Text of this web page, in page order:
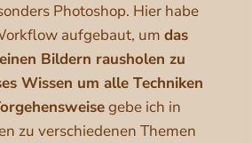
Photoshop. Hier habe
aufgebaut, um das
Bildern rausholen zu
Wissen um alle Techniken
gebe ich in
zu verschiedenen Themen